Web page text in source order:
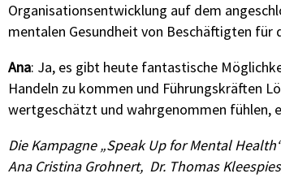
Organisationsentwicklung auf dem
mentalen Gesundheit von Beschäftigten für
Ana: Ja, es gibt heute fantastische
Handeln zu kommen und Führungskräften
wertgeschätzt und wahrgenommen fühlen,
Die Kampagne „Speak Up for Mental
Ana Cristina Grohnert, Dr. Thomas